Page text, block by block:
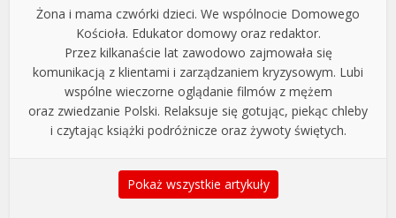
Żona i mama czwórki dzieci. We wspólnocie Domowego
Kościoła. Edukator domowy oraz redaktor.
Przez kilkanaście lat zawodowo zajmowała się
komunikacją z klientami i zarządzaniem kryzysowym. Lubi
wspólne wieczorne oglądanie filmów z mężem
oraz zwiedzanie Polski. Relaksuje się gotując, piekąc chleby
i czytając książki podróżnicze oraz żywoty świętych.
Pokaż wszystkie artykuły